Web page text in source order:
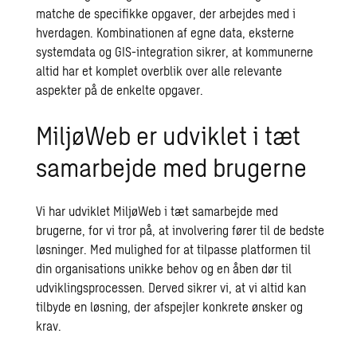
matche de specifikke opgaver, der arbejdes med i
hverdagen. Kombinationen af egne data, eksterne
systemdata og GIS-integration sikrer, at kommunerne
altid har et komplet overblik over alle relevante
aspekter på de enkelte opgaver.
MiljøWeb er udviklet i tæt
samarbejde med brugerne
Vi har udviklet MiljøWeb i tæt samarbejde med
brugerne, for vi tror på, at involvering fører til de bedste
løsninger. Med mulighed for at tilpasse platformen til
din organisations unikke behov og en åben dør til
udviklingsprocessen. Derved sikrer vi, at vi altid kan
tilbyde en løsning, der afspejler konkrete ønsker og
krav.